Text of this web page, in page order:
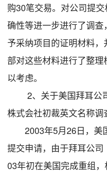
购30笔交易。对公司提
确性等进一步进行了调
予采纳项目的证明材料
部对这些材料进行了整
以考虑。
2、关于美国拜耳公
株式会社初裁英文名称调
2003年5月26日，美
提交申请，由于拜耳公
03年初在美国完成重组